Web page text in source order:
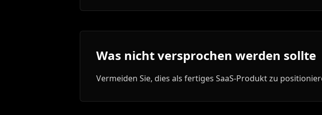
Was nicht versprochen werden sollte
Vermeiden Sie, dies als fertiges SaaS-Produkt zu